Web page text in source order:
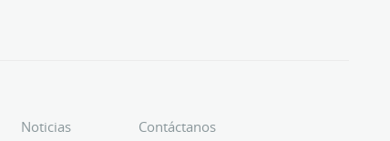
Noticias Contáctanos